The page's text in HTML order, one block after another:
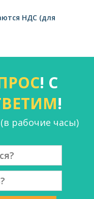
НДС (для
! С
!
рабочие часы)